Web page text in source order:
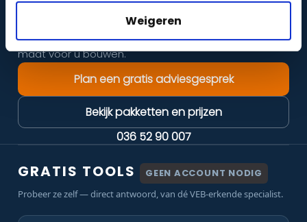
Weigeren
Een compleet pakket voor thuis,
samenstellen, of een installatie die wij helemaal op
maat voor u bouwen.
Plan een gratis adviesgesprek
Bekijk pakketten en prijzen
036 52 90 007
GRATIS TOOLS GEEN ACCOUNT NODIG
Probeer ze zelf — direct antwoord, van dé VEB-erkende specialist.